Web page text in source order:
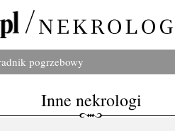
pogrzebowy
Inne nekrologi